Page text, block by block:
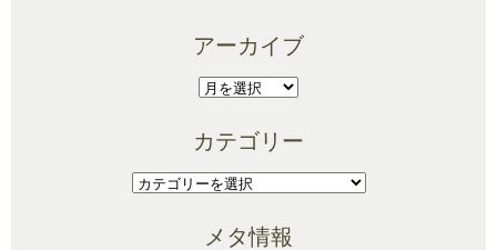
アーカイブ
ア
カ
イ
ブ
カテゴリー
カ
メタ情報